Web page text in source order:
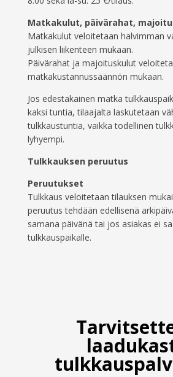
Matkakulut, päivärahat,
Matkakulut veloitetaan halvimman
julkisen liikenteen mukaan.
Päivärahat ja majoituskulut
matkakustannussäännön mukaan.
Jos edestakainen matka
kaksi tuntia, tilaajalta laskutetaan
tulkkaustuntia, vaikka todellinen
lyhyempi.
Tulkkauksen peruutus
Peruutukset
Tulkkaus veloitetaan tilauksen
peruutus tehdään edellisenä
samana päivänä tai jos asiakas ei
tulkkauspaikalle.